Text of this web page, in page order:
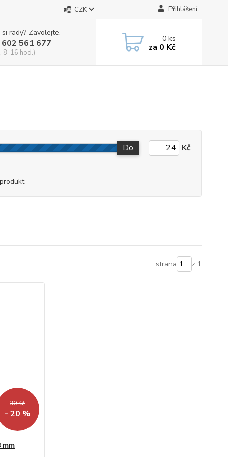
CZK Přihlášení
rady? Zavolejte.
561 677
8-16 hod.)
0ks
za 0 Kč
Do Kč
strana z 1
30 Kč
- 20 %
mm